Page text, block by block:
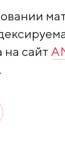
на сайт